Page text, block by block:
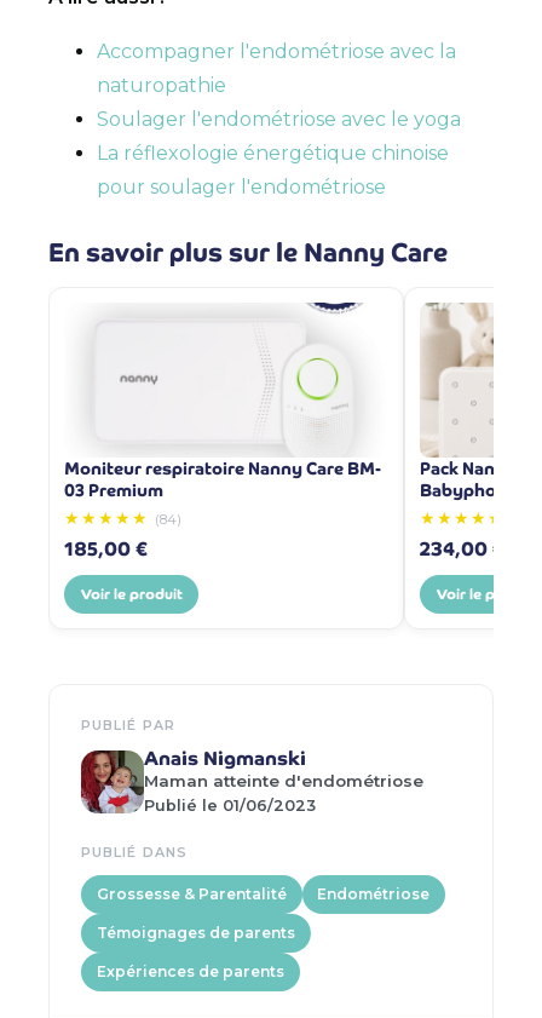
Accompagner l'endométriose avec la
naturopathie
Soulager l'endométriose avec le yoga
La réflexologie énergétique chinoise
pour soulager l'endométriose
En savoir plus sur le Nanny Care
Moniteur respiratoire Nanny Care BM-
03 Premium
★★★★★ (84)
185,00 €
Voir le produit
Pack Nanny
Babyphone
★★★★★
234,00 €
Voir le produit
PUBLIÉ PAR
Anais Nigmanski
Maman atteinte d'endométriose
Publié le 01/06/2023
PUBLIÉ DANS
Grossesse & Parentalité Endométriose
Témoignages de parents
Expériences de parents